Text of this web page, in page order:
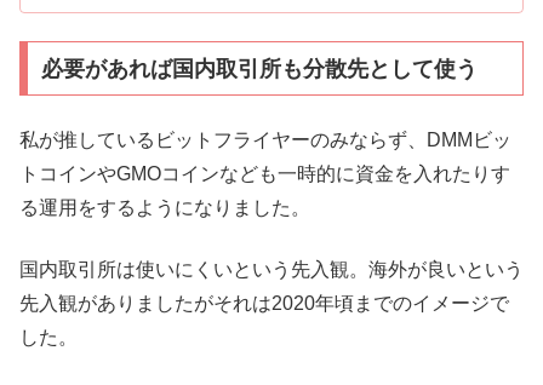
必要があれば国内取引所も分散先として使う
私が推しているビットフライヤーのみならず、DMMビッ
トコインやGMOコインなども一時的に資金を入れたりす
る運用をするようになりました。
国内取引所は使いにくいという先入観。海外が良いという
先入観がありましたがそれは2020年頃までのイメージで
した。